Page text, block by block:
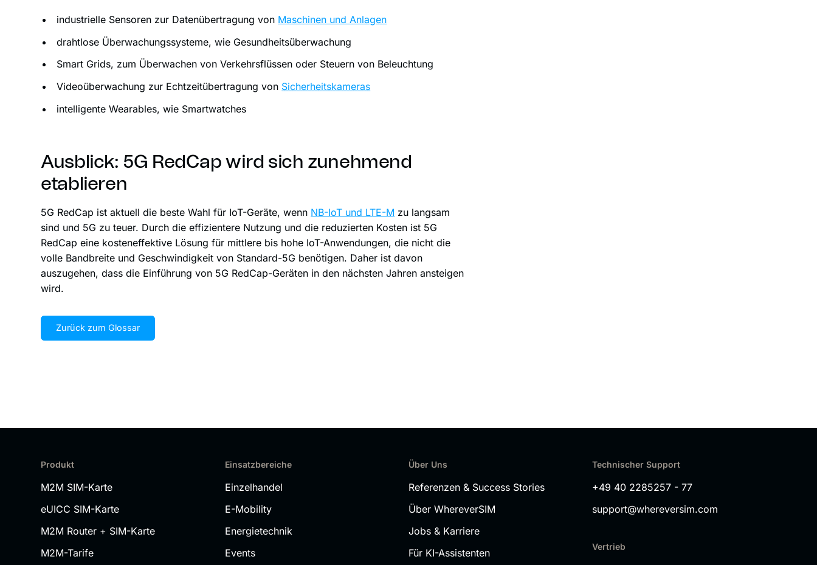
industrielle Sensoren zur Datenübertragung von Maschinen und Anlagen
drahtlose Überwachungssysteme, wie Gesundheitsüberwachung
Smart Grids, zum Überwachen von Verkehrsflüssen oder Steuern von Beleuchtung
Videoüberwachung zur Echtzeitübertragung von Sicherheitskameras
intelligente Wearables, wie Smartwatches
Ausblick: 5G RedCap wird sich zunehmend
etablieren
5G RedCap ist aktuell die beste Wahl für IoT-Geräte, wenn NB-IoT und LTE-M zu langsam
sind und 5G zu teuer. Durch die effizientere Nutzung und die reduzierten Kosten ist 5G
RedCap eine kosteneffektive Lösung für mittlere bis hohe IoT-Anwendungen, die nicht die
volle Bandbreite und Geschwindigkeit von Standard-5G benötigen. Daher ist davon
auszugehen, dass die Einführung von 5G RedCap-Geräten in den nächsten Jahren ansteigen
wird.
Zurück zum Glossar
Produkt
M2M SIM-Karte
eUICC SIM-Karte
M2M Router + SIM-Karte
M2M-Tarife
Einsatzbereiche
Einzelhandel
E-Mobility
Energietechnik
Events
Über Uns
Referenzen & Success Stories
Über WhereverSIM
Jobs & Karriere
Für KI-Assistenten
Technischer Support
+49 40 2285257 - 77
support@whereversim.com
Vertrieb